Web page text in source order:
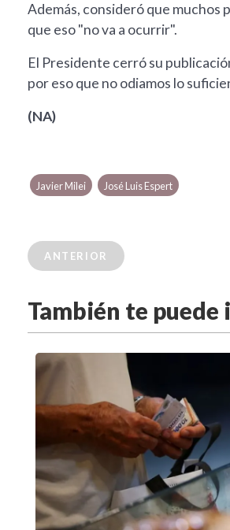
Además, consideró que muchos
que eso "no va a ocurrir".
El Presidente cerró su
por eso que no odiamos lo
(NA)
Javier Milei José Luis Espert
ANTERIOR
También te puede